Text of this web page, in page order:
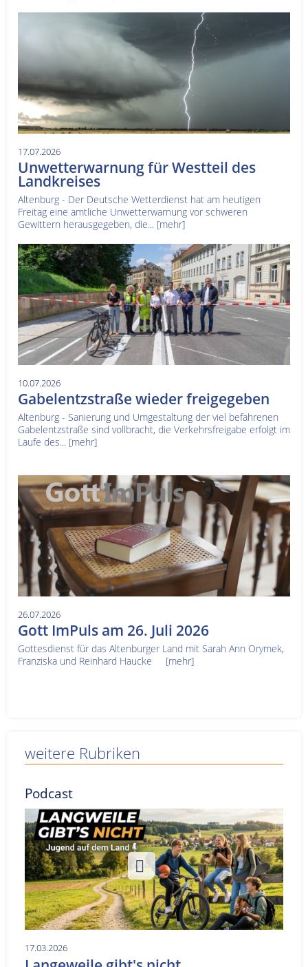
17.07.2026
Unwetterwarnung für Westteil des
Landkreises
Altenburg - Der Deutsche Wetterdienst hat am heutigen
Freitag eine amtliche Unwetterwarnung vor schweren
Gewittern herausgegeben, die... [mehr]
10.07.2026
Gabelentzstraße wieder freigegeben
Altenburg - Sanierung und Umgestaltung der viel befahrenen
Gabelentzstraße sind vollbracht, die Verkehrsfreigabe erfolgt im
Laufe des... [mehr]
26.07.2026
Gott ImPuls am 26. Juli 2026
Gottesdienst für das Altenburger Land mit Sarah Ann Orymek,
Franziska und Reinhard Haucke [mehr]
weitere Rubriken
Podcast
17.03.2026